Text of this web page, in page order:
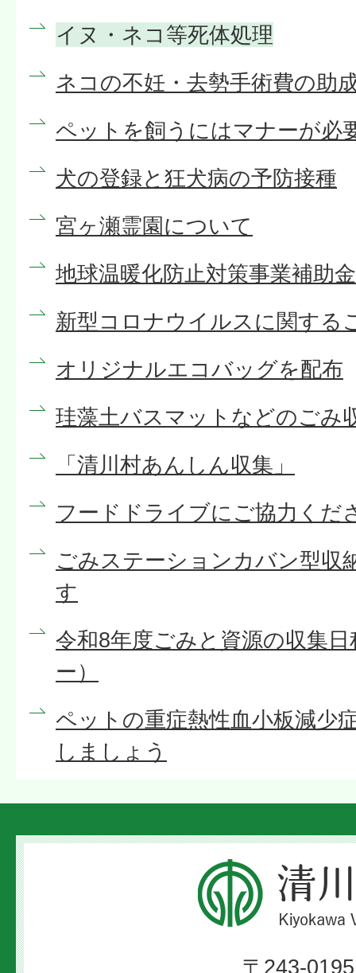
イヌ・ネコ等死体処理
ネコの不妊・去勢手術費の助
ペットを飼うにはマナーが必
犬の登録と狂犬病の予防接種
宮ヶ瀬霊園について
地球温暖化防止対策事業補助金
新型コロナウイルスに関する
オリジナルエコバッグを配布
珪藻土バスマットなどのごみ
「清川村あんしん収集」
フードドライブにご協力くだ
ごみステーションカバン型収
す
令和8年度ごみと資源の収集
ー）
ペットの重症熱性血小板減少
しましょう
清
川
〒243-0195